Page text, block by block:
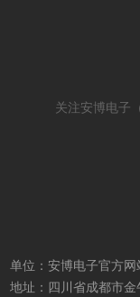
关注安博电子
单位：安博电子官方网
地址：四川省成都市金